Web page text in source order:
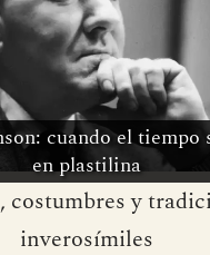
cuando el tiempo
en plastilina
costumbres y
inverosímiles